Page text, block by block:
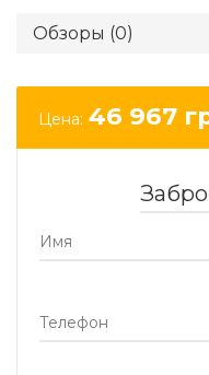
Обзоры (0)
Цена: 46 967